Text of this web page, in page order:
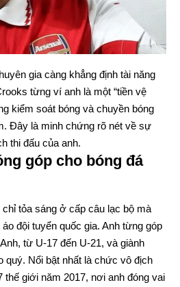
gia càng khẳng định tài năng
từng ví anh là một “tiền vệ
kiểm soát bóng và chuyền bóng
Đây là minh chứng rõ nét về sự
thi đấu của anh.
góp cho bóng đá
tỏa sáng ở cấp câu lạc bộ mà
đội tuyển quốc gia. Anh từng góp
từ U-17 đến U-21, và giành
quý. Nổi bật nhất là chức vô địch
thế giới năm 2017, nơi anh đóng vai